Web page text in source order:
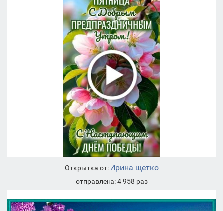
Открытка от: Ирина щетко
отправлена: 4 958 раз